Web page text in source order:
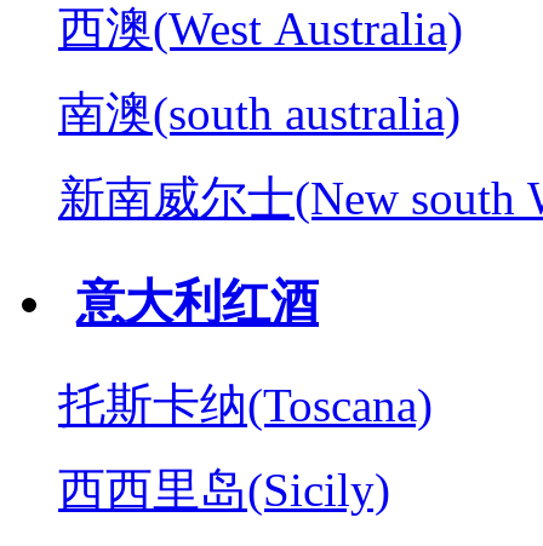
西澳(West Australia)
南澳(south australia)
新南威尔士(New south
意大利红酒
托斯卡纳(Toscana)
西西里岛(Sicily)